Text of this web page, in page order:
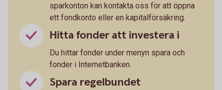
sparkonton kan kontakta oss för att öppna
ett fondkonto eller en kapitalförsäkring.
Hitta fonder att investera i
Du hittar fonder under menyn spara och
fonder i Internetbanken.
Spara regelbundet